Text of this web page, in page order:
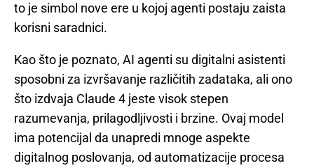
to je simbol nove ere u kojoj agenti postaju zaista
korisni saradnici.
Kao što je poznato, AI agenti su digitalni asistenti
sposobni za izvršavanje različitih zadataka, ali ono
što izdvaja Claude 4 jeste visok stepen
razumevanja, prilagodljivosti i brzine. Ovaj model
ima potencijal da unapredi mnoge aspekte
digitalnog poslovanja, od automatizacije procesa